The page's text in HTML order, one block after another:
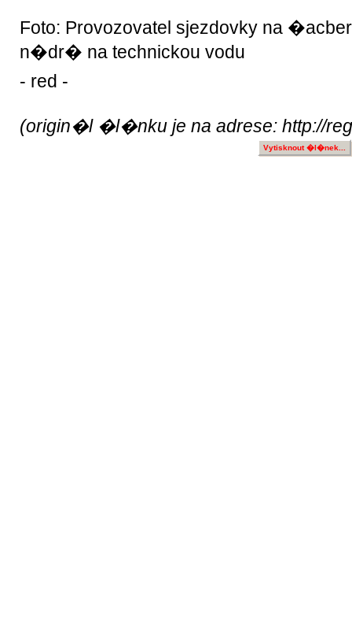
Foto: Provozovatel sjezdovky na
n�dr� na technickou vodu
- red -
(origin�l �l�nku je na adrese: http://
Vytisknout �l�nek...